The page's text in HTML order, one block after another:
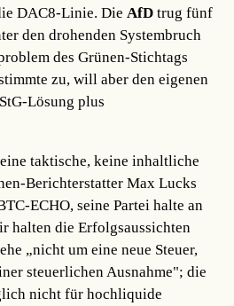
DAC8-Linie. Die AfD trug fünf
den drohenden Systembruch
des Grünen-Stichtags
zu, will aber den eigenen
Lösung plus
taktische, keine inhaltliche
Berichterstatter Max Lucks
ECHO, seine Partei halte an
halten die Erfolgsaussichten
„nicht um eine neue Steuer,
steuerlichen Ausnahme"; die
nicht für hochliquide